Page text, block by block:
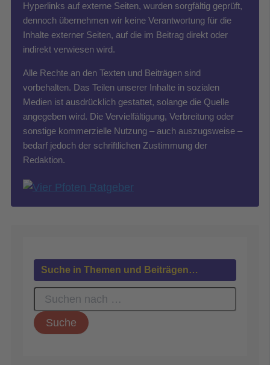
Hyperlinks auf externe Seiten, wurden sorgfältig geprüft,
dennoch übernehmen wir keine Verantwortung für die
Inhalte externer Seiten, auf die im Beitrag direkt oder
indirekt verwiesen wird.
Alle Rechte an den Texten und Beiträgen sind
vorbehalten. Das Teilen unserer Inhalte in sozialen
Medien ist ausdrücklich gestattet, solange die Quelle
angegeben wird. Die Vervielfältigung, Verbreitung oder
sonstige kommerzielle Nutzung – auch auszugsweise –
bedarf jedoch der schriftlichen Zustimmung der
Redaktion.
Suche in Themen und Beiträgen…
c
h